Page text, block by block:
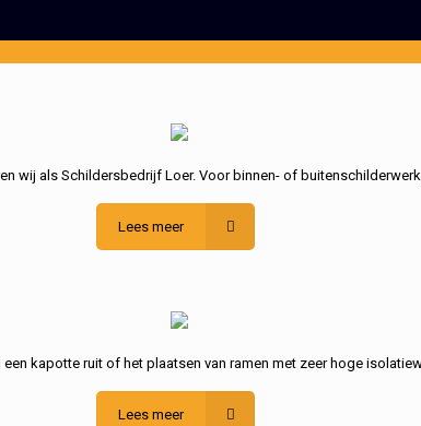
wij als Schildersbedrijf Loer. Voor binnen- of
Lees meer
kapotte ruit of het plaatsen van ramen met zeer hoge
Lees meer